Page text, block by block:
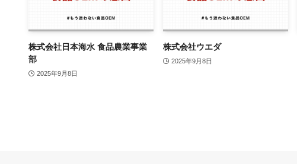
株式会社日本海水 食品農業事業
部
2025年9月8日
株式会社ウエダ
2025年9月8日